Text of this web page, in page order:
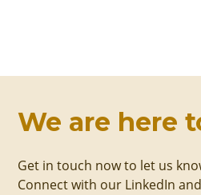
We are here
Get in touch now to let us
Connect with our LinkedIn